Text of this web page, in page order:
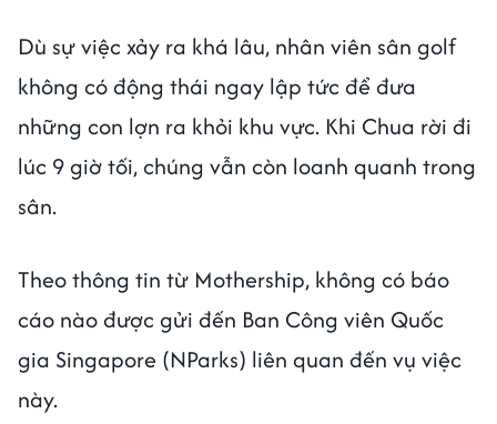
Dù sự việc xảy ra khá lâu, nhân viên sân golf
không có động thái ngay lập tức để đưa
những con lợn ra khỏi khu vực. Khi Chua rời đi
lúc 9 giờ tối, chúng vẫn còn loanh quanh trong
sân.
Theo thông tin từ Mothership, không có báo
cáo nào được gửi đến Ban Công viên Quốc
gia Singapore (NParks) liên quan đến vụ việc
này.